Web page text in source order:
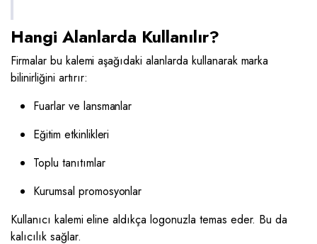
Hangi Alanlarda Kullanılır?
Firmalar bu kalemi aşağıdaki alanlarda kullanarak marka
bilinirliğini artırır:
Fuarlar ve lansmanlar
Eğitim etkinlikleri
Toplu tanıtımlar
Kurumsal promosyonlar
Kullanıcı kalemi eline aldıkça logonuzla temas eder. Bu da
kalıcılık sağlar.